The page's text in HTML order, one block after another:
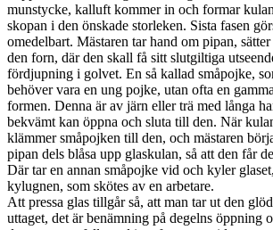
munstycke, kalluft kommer in och formar
skopan i den önskade storleken. Sista fasen
omedelbart. Mästaren tar hand om pipan,
den forn, där den skall få sitt slutgiltiga
fördjupning i golvet. En så kallad småpojke,
behöver vara en ung pojke, utan ofta en
formen. Denna är av järn eller trä med långa
bekvämt kan öppna och sluta till den. När
klämmer småpojken till den, och mästaren
pipan dels blåsa upp glaskulan, så att den får
Där tar en annan småpojke vid och kyler
kylugnen, som skötes av en arbetare.
Att pressa glas tillgår så, att man tar ut den
uttaget, det är benämning på degelns öppning